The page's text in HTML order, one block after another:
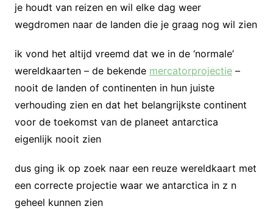
je houdt van reizen en wil elke dag weer
wegdromen naar de landen die je graag nog wil zien
ik vond het altijd vreemd dat we in de ‘normale’
wereldkaarten – de bekende mercatorprojectie–
nooit de landen of continenten in hun juiste
verhouding zien en dat het belangrijkste continent
voor de toekomst van de planeet antarctica
eigenlijk nooit zien
dus ging ik op zoek naar een reuze wereldkaart met
een correcte projectie waar we antarctica in z n
geheel kunnen zien